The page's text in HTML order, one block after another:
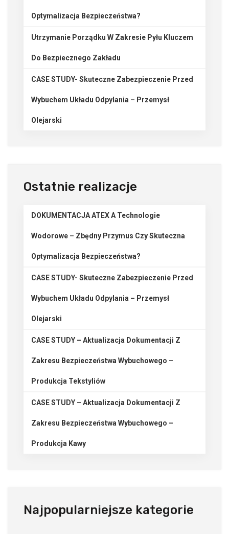
Optymalizacja Bezpieczeństwa?
Utrzymanie Porządku W Zakresie Pyłu Kluczem
Do Bezpiecznego Zakładu
CASE STUDY- Skuteczne Zabezpieczenie Przed
Wybuchem Układu Odpylania – Przemysł
Olejarski
Ostatnie realizacje
DOKUMENTACJA ATEX A Technologie
Wodorowe – Zbędny Przymus Czy Skuteczna
Optymalizacja Bezpieczeństwa?
CASE STUDY- Skuteczne Zabezpieczenie Przed
Wybuchem Układu Odpylania – Przemysł
Olejarski
CASE STUDY – Aktualizacja Dokumentacji Z
Zakresu Bezpieczeństwa Wybuchowego –
Produkcja Tekstyliów
CASE STUDY – Aktualizacja Dokumentacji Z
Zakresu Bezpieczeństwa Wybuchowego –
Produkcja Kawy
Najpopularniejsze kategorie